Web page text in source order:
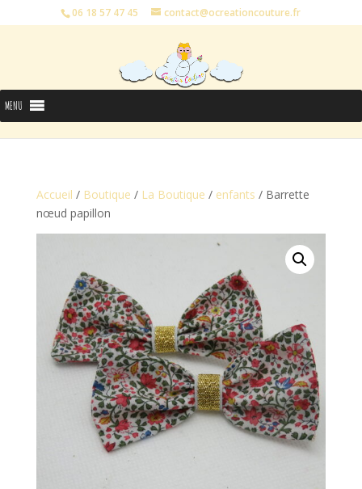
06 18 57 47 45 contact@ocreationcouture.fr
MENU
Accueil / Boutique / La Boutique / enfants / Barrette
nœud papillon